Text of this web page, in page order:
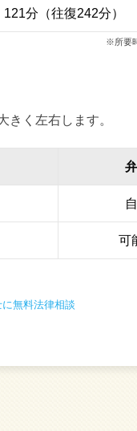
121分（往復242分）
※所要
きく左右します。
可
無料法律相談